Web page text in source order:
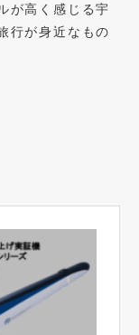
が高く感じる宇
行が身近なもの